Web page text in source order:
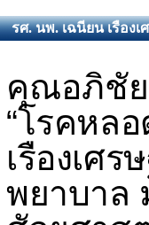
รศ. นพ. เฉนียน เรือง
คุณอภิชั
“โรคหลอ
เรืองเศ
พยาบาล